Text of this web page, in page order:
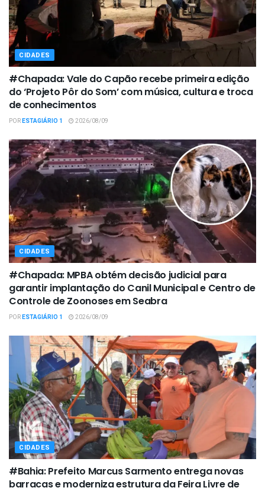
CIDADES
#Chapada: Vale do Capão recebe primeira edição
do ‘Projeto Pôr do Som’ com música, cultura e troca
de conhecimentos
PORESTAGIÁRIO 1 2026/08/09
CIDADES
#Chapada: MPBA obtém decisão judicial para
garantir implantação do Canil Municipal e Centro de
Controle de Zoonoses em Seabra
PORESTAGIÁRIO 1 2026/08/09
CIDADES
#Bahia: Prefeito Marcus Sarmento entrega novas
barracas e moderniza estrutura da Feira Livre de